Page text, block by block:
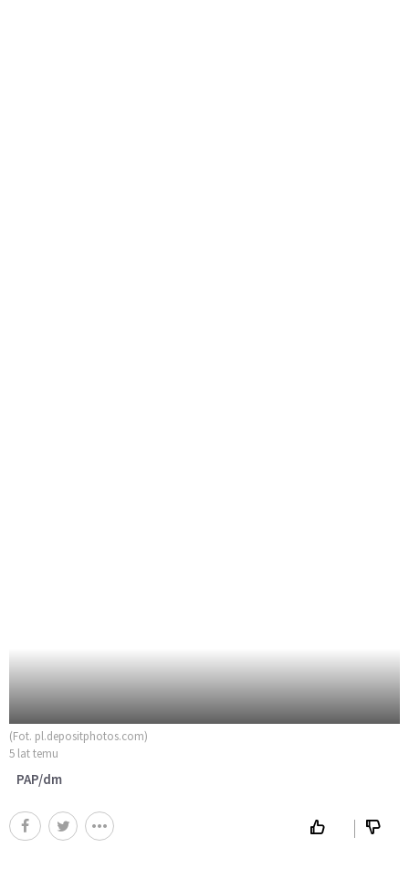
(Fot. pl.depositphotos.com)
5 lat temu
PAP/dm